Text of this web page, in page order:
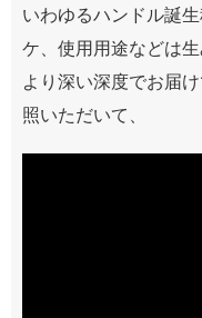
いわゆるハンドル誕
ケ、使用用途などは
より深い深度でお届
照いただいて、